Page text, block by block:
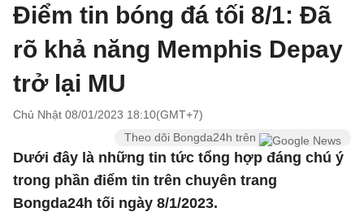
Điểm tin bóng đá tối 8/1: Đã
rõ khả năng Memphis Depay
trở lại MU
Chủ Nhật 08/01/2023 18:10(GMT+7)
Theo dõi Bongda24h trên
Dưới đây là những tin tức tổng hợp đáng chú ý
trong phần điểm tin trên chuyên trang
Bongda24h tối ngày 8/1/2023.